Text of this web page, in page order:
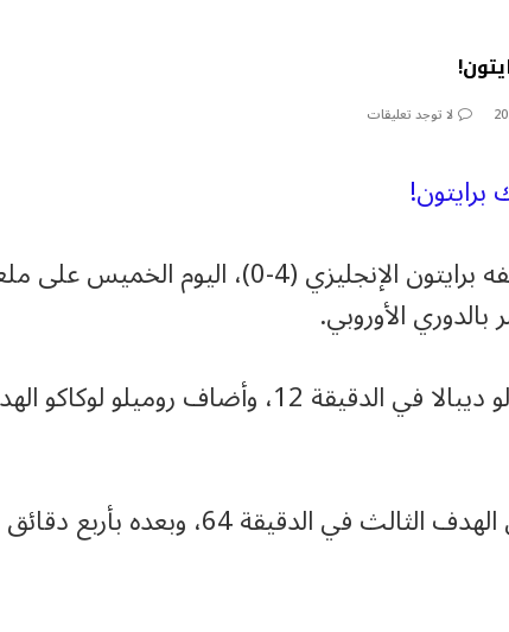
لا توجد تعليقات
اكتسح روما الإيطالي ضيفه برايتون الإنجليزي (4-0)،
الأوروبي.
وتقدم روما عن طريق باولو ديبالا في الدقيقة 12، وأضاف
وسجل جيانلوكا مانشيني الهدف الثالث في الدقيقة